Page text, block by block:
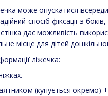
може опускатися
спосіб фіксації з
дає можливість
місце для дітей
ліжечка:
(купується окремо)